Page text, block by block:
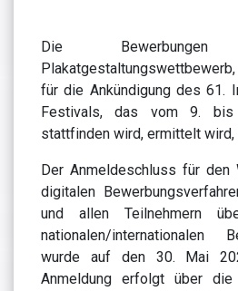
Die
für die Ankündigung des 61.
Festivals, das vom 9.
stattfinden wird, ermittelt wird,
Der Anmeldeschluss für den
digitalen
und allen Teilnehmern
nationalen/internationalen
wurde auf den 30. Mai
Anmeldung erfolgt über die